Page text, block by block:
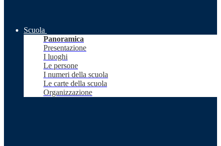
Scuola
Panoramica
Presentazione
I luoghi
Le persone
I numeri della scuola
Le carte della scuola
Organizzazione